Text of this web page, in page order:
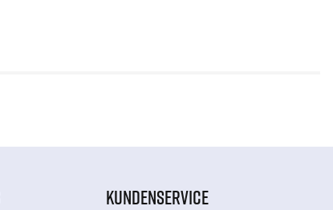
KUNDENSERVICE